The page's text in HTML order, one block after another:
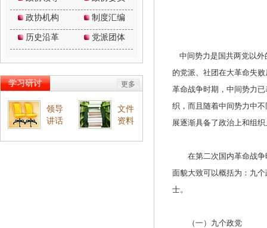
中间势力是国共两党以
的党派、社团在大革命失
革命战争时期，中间势力
织，而且随着中间势力中
展逐渐具备了政治上和组
在第二次国内革命战争
面貌大致可以概括为：九
士。
（一）九个政党